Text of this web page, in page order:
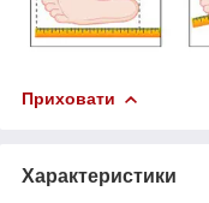
Приховати
Характеристики